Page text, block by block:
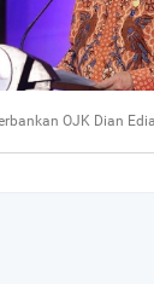
OJK Dian